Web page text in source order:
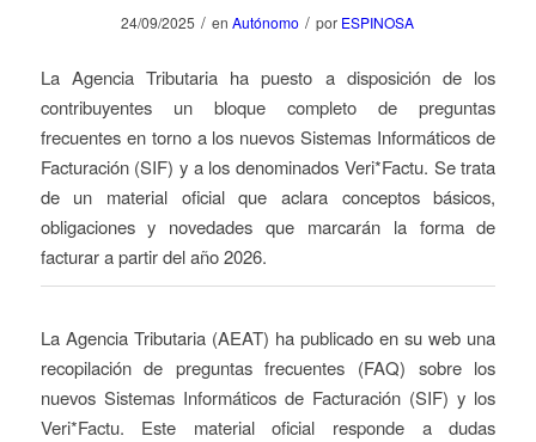
24/09/2025 / enAutónomo / por ESPINOSA
La Agencia Tributaria ha puesto a disposición de los
contribuyentes un bloque completo de preguntas
frecuentes en torno a los nuevos Sistemas Informáticos de
Facturación (SIF) y a los denominados Veri*Factu. Se trata
de un material oficial que aclara conceptos básicos,
obligaciones y novedades que marcarán la forma de
facturar a partir del año 2026.
La Agencia Tributaria (AEAT) ha publicado en su web una
recopilación de preguntas frecuentes (FAQ) sobre los
nuevos Sistemas Informáticos de Facturación (SIF) y los
Veri*Factu. Este material oficial responde a dudas